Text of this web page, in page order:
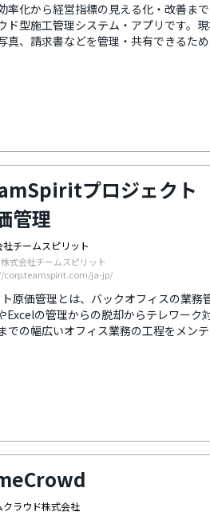
率化から経営指標の見える化・改善ま
ド型施工管理システム・アプリです。
真、請求書などを管理・共有できるた
情報を確認可能です。現場にいる時は
プリがあればいつでも確認できるため
率アップから8年連続シェアNo1※、利
。※「建設業マネジメントクラウドサー
ト2025年12月号）」（デロイト トーマ
プロジェクト
管理
社チームスピリット
式会社チームスピリット
corp.teamspirit.com/ja-jp/
原価管理とは、バックオフィスの業務
Excelの管理からの脱却からテレワーク
での幅広いオフィス業務の工程をメン
理・工数管理・経費精算などの従業員
クラウド株式会社